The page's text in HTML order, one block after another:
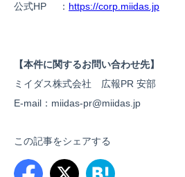
公式HP ： https://corp.miidas.jp
【本件に関するお問い合わせ先】
ミイダス株式会社 広報PR 安部
E-mail：miidas-pr@miidas.jp
この記事をシェアする